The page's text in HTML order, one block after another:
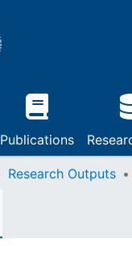
Publications
Research Outputs